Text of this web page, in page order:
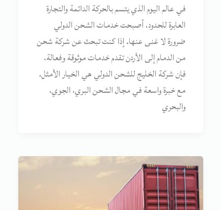
في عالم اليوم الذي يتسم بالحركة الدائمة والتجارة
العابرة للحدود، أصبحت خدمات الشحن الدولي
ضرورة لا غنى عنها. إذا كنت تبحث عن شركة شحن
من الدمام إلى الأردن تقدم خدمات موثوقة وفعالة،
فإن شركة الخليج للشحن الدولي هي الخيار الأمثل.
مع خبرة واسعة في مجال الشحن البري، الجوي،
والبحري